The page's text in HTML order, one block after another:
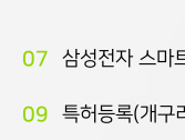
07 삼성전자 스마
09
특허등록(개구